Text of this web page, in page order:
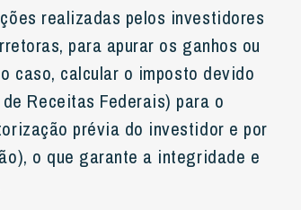
realizadas pelos investidores
para apurar os ganhos ou
caso, calcular o imposto devido
Receitas Federais) para o
prévia do investidor e por
o que garante a integridade e